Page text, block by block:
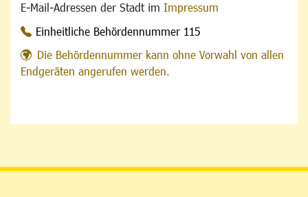
E-Mail-Adressen der Stadt im Impressum
Einheitliche Behördennummer 115
Die Behördennummer kann ohne Vorwahl von allen
Endgeräten angerufen werden.